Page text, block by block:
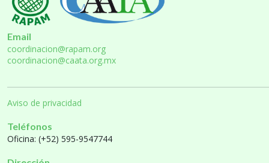
Email
coordinacion@rapam.org
coordinacion@caata.org.mx
Aviso de privacidad
Teléfonos
Oficina: (+52) 595-9547744